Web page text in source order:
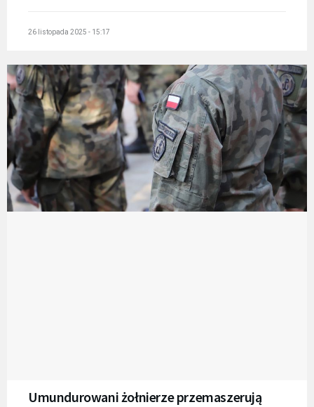
26 listopada 2025 - 15:17
Umundurowani żołnierze przemaszerują